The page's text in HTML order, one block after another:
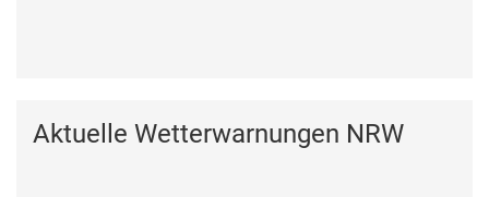
Aktuelle Wetterwarnungen NRW